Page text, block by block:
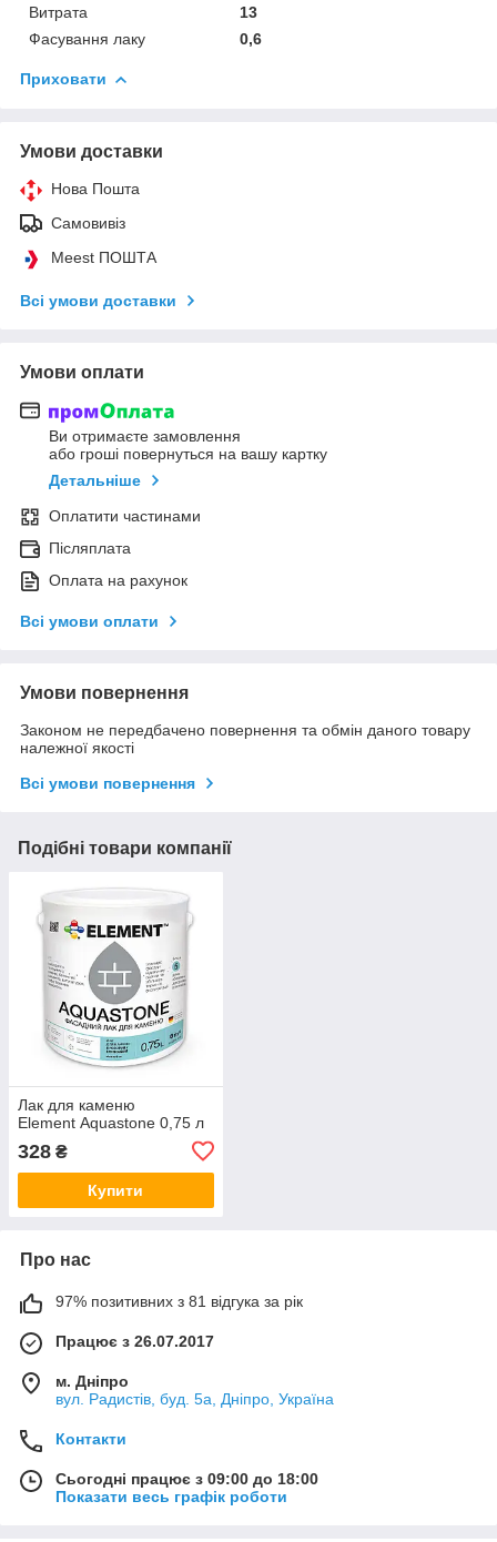
Витрата
13
Фасування лаку
0,6
Приховати
Умови доставки
Нова Пошта
Самовивіз
Meest ПОШТА
Всі умови доставки
Умови оплати
Ви отримаєте замовлення
або гроші повернуться на вашу картку
Детальніше
Оплатити частинами
Післяплата
Оплата на рахунок
Всі умови оплати
Умови повернення
Законом не передбачено повернення та обмін даного товару
належної якості
Всі умови повернення
Подібні товари компанії
Лак для каменю
Element Aquastone 0,75 л
328 ₴
Купити
Про нас
97% позитивних з 81 відгука за рік
Працює з 26.07.2017
м. Дніпро
вул. Радистів, буд. 5а, Дніпро, Україна
Контакти
Сьогодні працює з 09:00 до 18:00
Показати весь графік роботи